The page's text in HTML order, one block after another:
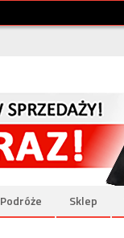
Podróże Sklep